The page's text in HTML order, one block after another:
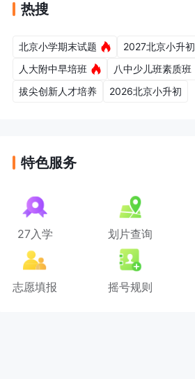
热搜
北京小学期末试题
2027北京小升初
人大附中早培班
八中少儿班素质班
拔尖创新人才培养
2026北京小升初
特色服务
27入学 划片查询
志愿填报 摇号规则